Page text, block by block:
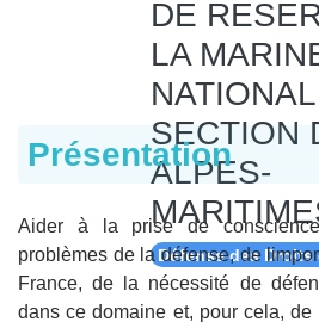
DE
LA
SECTION
ALPES-
Défense des Droits
Présentation
Aider à la prise de
problèmes de la défense, de
France, de la nécessité de
dans ce domaine et, pour cela,